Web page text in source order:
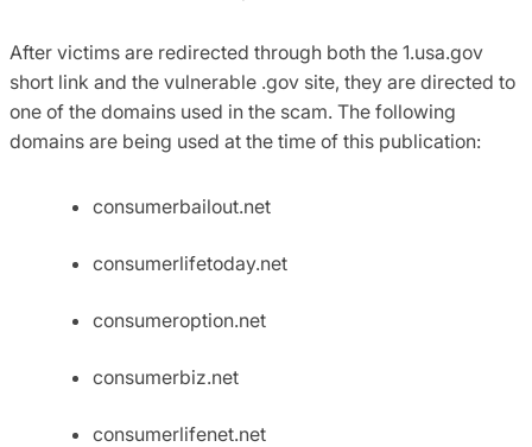
After victims are redirected through both the 1.usa.gov
short link and the vulnerable .gov site, they are directed to
one of the domains used in the scam. The following
domains are being used at the time of this publication:
consumerbailout.net
consumerlifetoday.net
consumeroption.net
consumerbiz.net
consumerlifenet.net